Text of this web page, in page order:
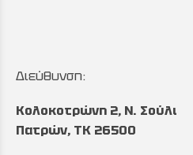
Διεύθυνση:
Κολοκοτρώνη 2, Ν. Σούλι
Πατρών, TK 26500